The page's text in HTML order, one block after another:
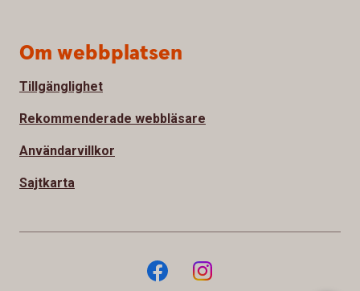
Om webbplatsen
Tillgänglighet
Rekommenderade webbläsare
Användarvillkor
Sajtkarta